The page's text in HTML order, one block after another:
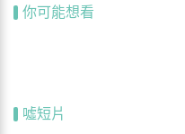
你可能想看
噓短片